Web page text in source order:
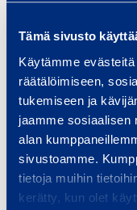
Tämä sivusto
Käytämme
räätälöimiseen,
tukemiseen ja
jaamme sosiaalisen
alan
sivustoamme.
tietoja muihin
kerätty, kun olet
Palvelut
Telineet ja